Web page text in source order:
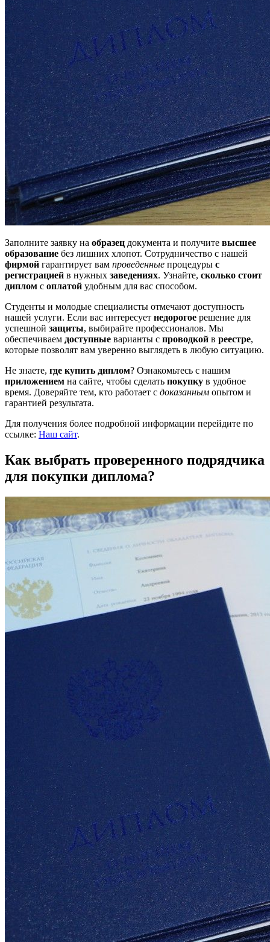
Заполните заявку на образец документа и получите высшее
образование без лишних хлопот. Сотрудничество с нашей
фирмой гарантирует вам проведенные процедуры с
регистрацией в нужных заведениях. Узнайте, сколько стоит
диплом с оплатой удобным для вас способом.
Студенты и молодые специалисты отмечают доступность
нашей услуги. Если вас интересует недорогое решение для
успешной защиты, выбирайте профессионалов. Мы
обеспечиваем доступные варианты с проводкой в реестре,
которые позволят вам уверенно выглядеть в любую ситуацию.
Не знаете, где купить диплом? Ознакомьтесь с нашим
приложением на сайте, чтобы сделать покупку в удобное
время. Доверяйте тем, кто работает с доказанным опытом и
гарантией результата.
Для получения более подробной информации перейдите по
ссылке: Наш сайт.
Как выбрать проверенного подрядчика
для покупки диплома?